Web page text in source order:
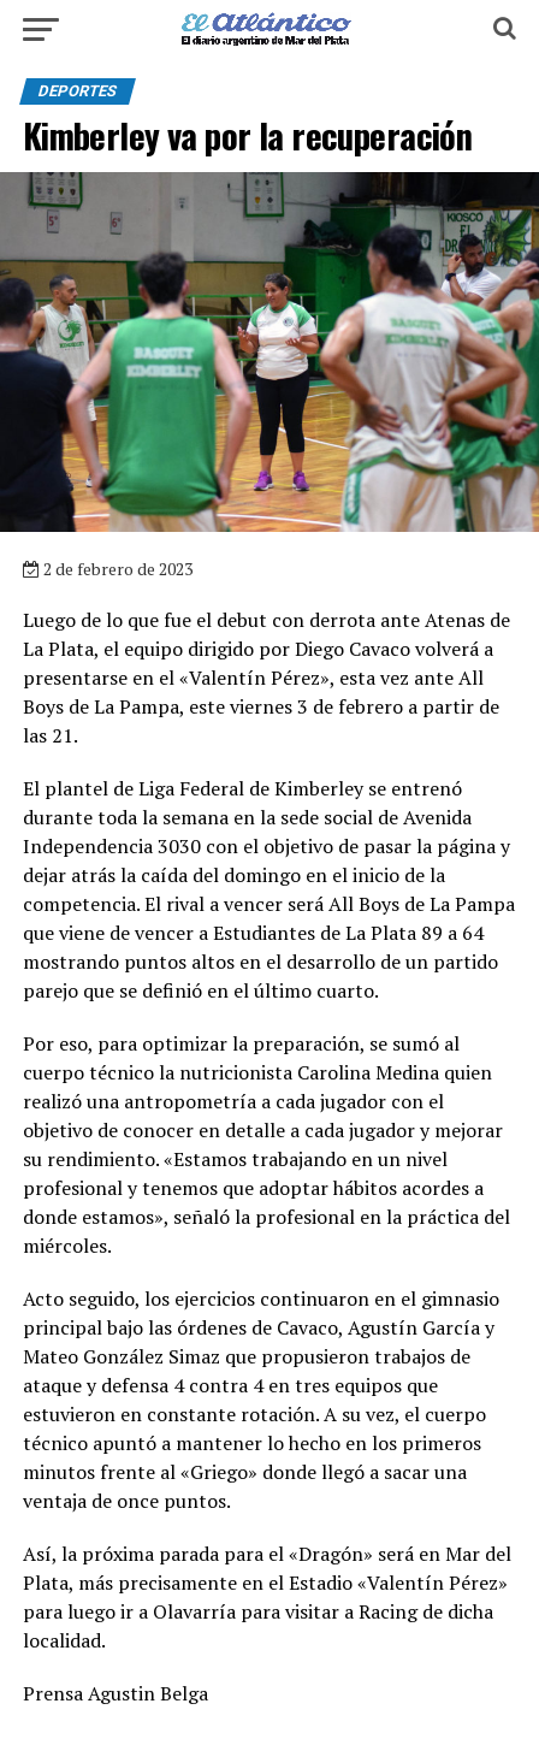
DEPORTES
Kimberley va por la recuperación
2 de febrero de 2023
Luego de lo que fue el debut con derrota ante Atenas de
La Plata, el equipo dirigido por Diego Cavaco volverá a
presentarse en el «Valentín Pérez», esta vez ante All
Boys de La Pampa, este viernes 3 de febrero a partir de
las 21.
El plantel de Liga Federal de Kimberley se entrenó
durante toda la semana en la sede social de Avenida
Independencia 3030 con el objetivo de pasar la página y
dejar atrás la caída del domingo en el inicio de la
competencia. El rival a vencer será All Boys de La Pampa
que viene de vencer a Estudiantes de La Plata 89 a 64
mostrando puntos altos en el desarrollo de un partido
parejo que se definió en el último cuarto.
Por eso, para optimizar la preparación, se sumó al
cuerpo técnico la nutricionista Carolina Medina quien
realizó una antropometría a cada jugador con el
objetivo de conocer en detalle a cada jugador y mejorar
su rendimiento. «Estamos trabajando en un nivel
profesional y tenemos que adoptar hábitos acordes a
donde estamos», señaló la profesional en la práctica del
miércoles.
Acto seguido, los ejercicios continuaron en el gimnasio
principal bajo las órdenes de Cavaco, Agustín García y
Mateo González Simaz que propusieron trabajos de
ataque y defensa 4 contra 4 en tres equipos que
estuvieron en constante rotación. A su vez, el cuerpo
técnico apuntó a mantener lo hecho en los primeros
minutos frente al «Griego» donde llegó a sacar una
ventaja de once puntos.
Así, la próxima parada para el «Dragón» será en Mar del
Plata, más precisamente en el Estadio «Valentín Pérez»
para luego ir a Olavarría para visitar a Racing de dicha
localidad.
Prensa Agustin Belga